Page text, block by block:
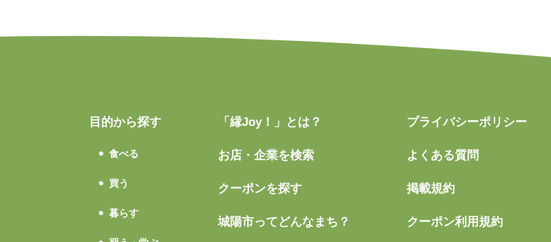
目的から探す
食べる
買う
暮らす
「縁Joy！」とは？
お店・企業を検索
クーポンを探す
城陽市ってどんなまち？
プライバシーポリシー
よくある質問
掲載規約
クーポン利用規約